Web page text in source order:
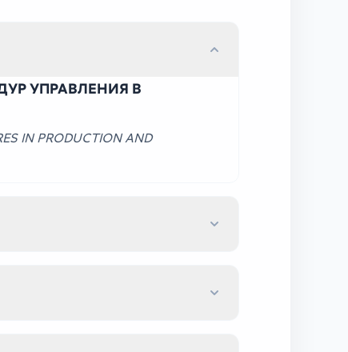
УПРАВЛЕНИЯ В
IN PRODUCTION AND